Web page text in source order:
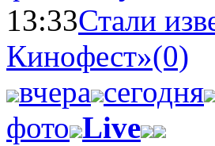
13:33Стали
Кинофест»(0)
вчера сегодня
фото Live